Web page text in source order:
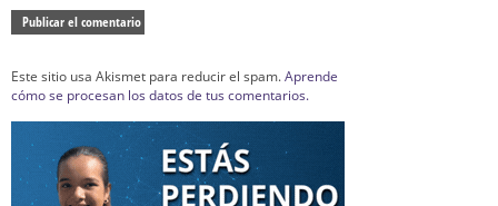
Este sitio usa Akismet para reducir el spam.Aprende
cómo se procesan los datos de tus comentarios.